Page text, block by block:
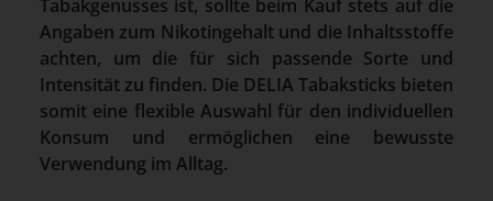
Tabakgenusses ist, sollte beim Kauf stets auf die
Angaben zum Nikotingehalt und die Inhaltsstoffe
achten, um die für sich passende Sorte und
Intensität zu finden. Die DELIA Tabaksticks bieten
somit eine flexible Auswahl für den individuellen
Konsum und ermöglichen eine bewusste
Verwendung im Alltag.